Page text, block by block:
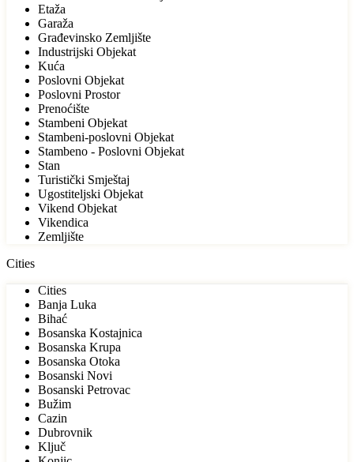
Etaža
Garaža
Građevinsko Zemljište
Industrijski Objekat
Kuća
Poslovni Objekat
Poslovni Prostor
Prenoćište
Stambeni Objekat
Stambeni-poslovni Objekat
Stambeno - Poslovni Objekat
Stan
Turistički Smještaj
Ugostiteljski Objekat
Vikend Objekat
Vikendica
Zemljište
Cities
Cities
Banja Luka
Bihać
Bosanska Kostajnica
Bosanska Krupa
Bosanska Otoka
Bosanski Novi
Bosanski Petrovac
Bužim
Cazin
Dubrovnik
Ključ